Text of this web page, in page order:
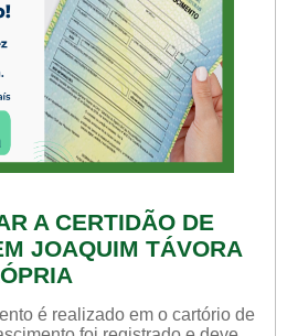
A CERTIDÃO DE
JOAQUIM TÁVORA
é realizado em o cartório de